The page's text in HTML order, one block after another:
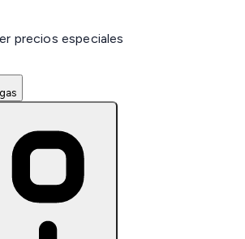
precios especiales